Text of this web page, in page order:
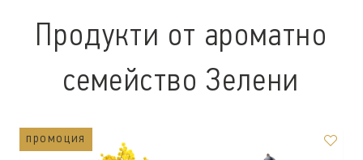
Продукти от ароматно
семейство Зелени
промоция
промоция